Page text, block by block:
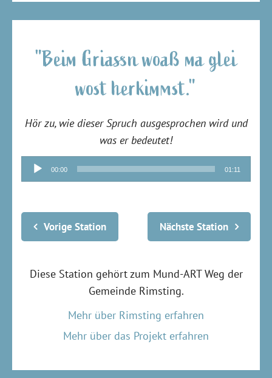
"Beim Griassn woaß ma glei
wost herkimmst."
Hör zu, wie dieser Spruch ausgesprochen wird und
was er bedeutet!
Audio-
Player
00:00 01:11
Vorige Station Nächste Station
Diese Station gehört zum Mund-ART Weg der
Gemeinde Rimsting.
Mehr über Rimsting erfahren
Mehr über das Projekt erfahren